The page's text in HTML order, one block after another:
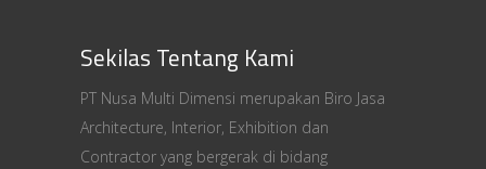
Sekilas Tentang Kami
PT Nusa Multi Dimensi merupakan Biro Jasa
Architecture, Interior, Exhibition dan
Contractor yang bergerak di bidang